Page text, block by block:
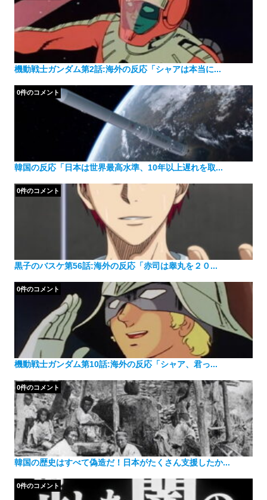
機動戦士ガンダム第2話:海外の反応「シャアは本当に...
韓国の反応「日本は世界最高水準、10年以上遅れを取...
0件のコメント
黒子のバスケ第56話:海外の反応「赤司は睾丸を２０...
0件のコメント
機動戦士ガンダム第10話:海外の反応「シャア、君っ...
0件のコメント
韓国の歴史はすべて偽造だ！日本がたくさん支援したか...
0件のコメント
0件のコメント